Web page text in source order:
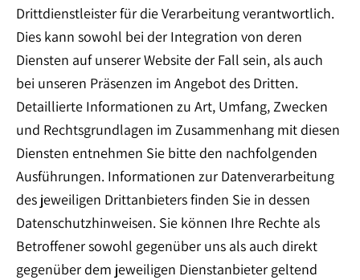
Drittdienstleister für die Verarbeitung verantwortlich.
Dies kann sowohl bei der Integration von deren
Diensten auf unserer Website der Fall sein, als auch
bei unseren Präsenzen im Angebot des Dritten.
Detaillierte Informationen zu Art, Umfang, Zwecken
und Rechtsgrundlagen im Zusammenhang mit diesen
Diensten entnehmen Sie bitte den nachfolgenden
Ausführungen. Informationen zur Datenverarbeitung
des jeweiligen Drittanbieters finden Sie in dessen
Datenschutzhinweisen. Sie können Ihre Rechte als
Betroffener sowohl gegenüber uns als auch direkt
gegenüber dem jeweiligen Dienstanbieter geltend